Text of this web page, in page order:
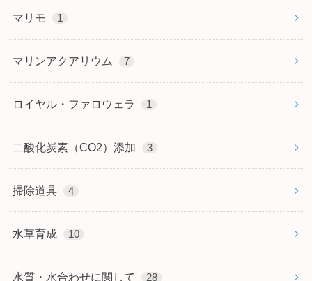
マリモ 1
マリンアクアリウム 7
ロイヤル・ファロウェラ 1
二酸化炭素（CO2）添加 3
掃除道具 4
水草育成 10
水質・水合わせに関して 28